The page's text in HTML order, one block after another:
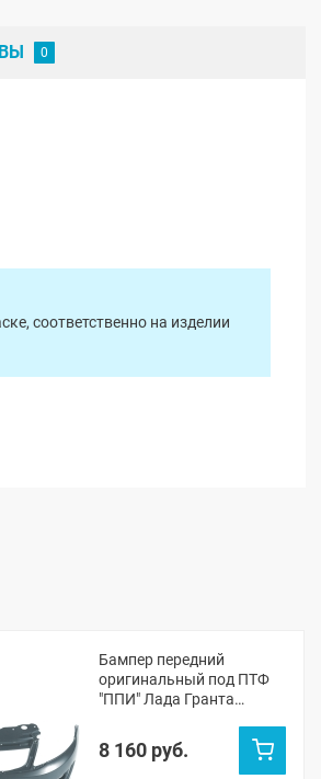
соответственно на изделии
Бампер передний
оригинальный под ПТФ
"ППИ" Лада Гранта
8 160 руб.